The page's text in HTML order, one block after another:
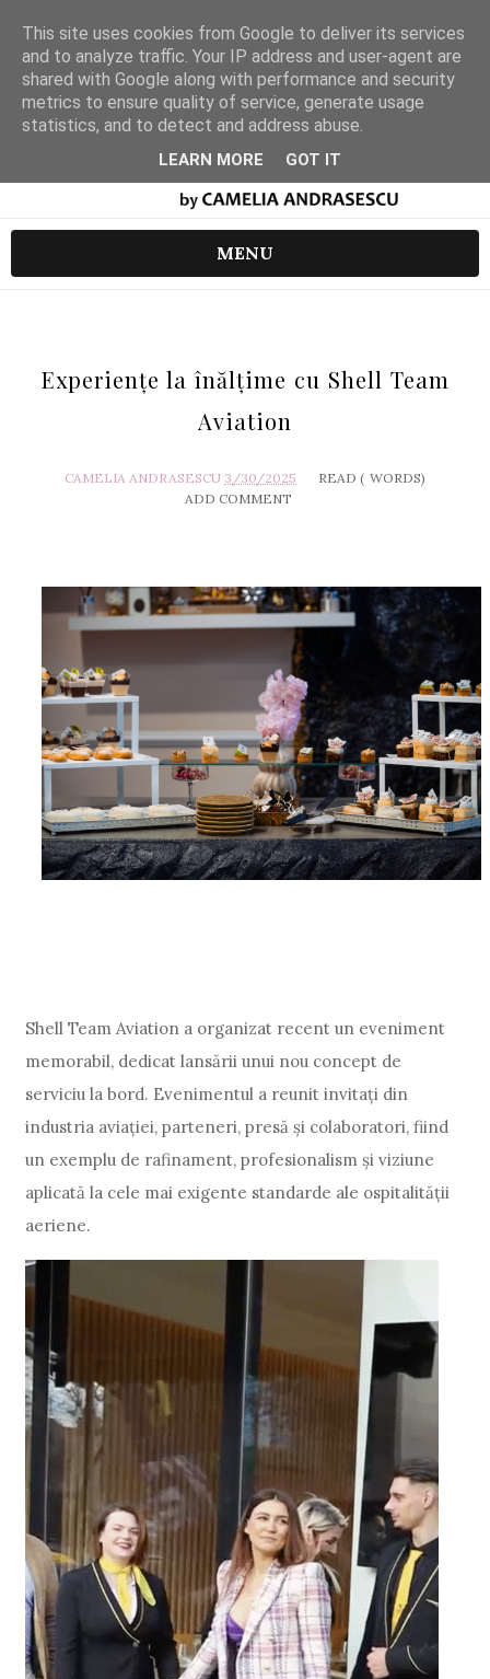
MENU
Experiențe la înălțime cu Shell Team
Aviation
CAMELIA ANDRASESCU 3/30/2025 READ ( WORDS)
ADD COMMENT
Shell Team Aviation a organizat recent un eveniment
memorabil, dedicat lansării unui nou concept de
serviciu la bord. Evenimentul a reunit invitați din
industria aviației, parteneri, presă și colaboratori, fiind
un exemplu de rafinament, profesionalism și viziune
aplicată la cele mai exigente standarde ale ospitalității
aeriene.
This site uses cookies from Google to deliver its services
and to analyze traffic. Your IP address and user-agent are
shared with Google along with performance and security
metrics to ensure quality of service, generate usage
statistics, and to detect and address abuse.
LEARN MORE GOT IT